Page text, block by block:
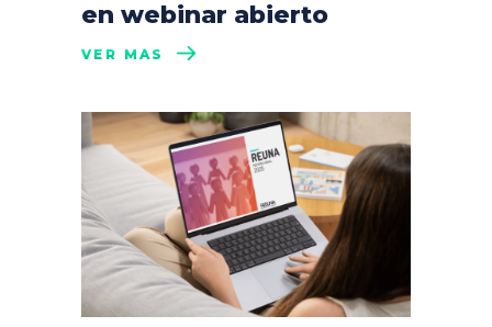
en webinar abierto
VER MÁS